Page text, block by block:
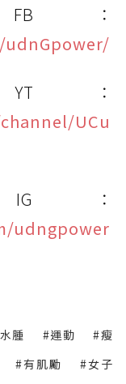
：
：
UCu
：
udngpower
腫 #運動
#瘦
#有肌勵
#女子